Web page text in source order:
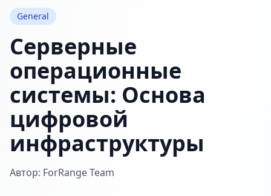
General
Серверные
операционные
системы: Основа
цифровой
инфраструктуры
Автор: ForRange Team